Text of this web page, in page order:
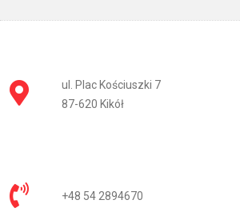
ul. Plac Kościuszki 7
87-620 Kikół
+48 54 2894670